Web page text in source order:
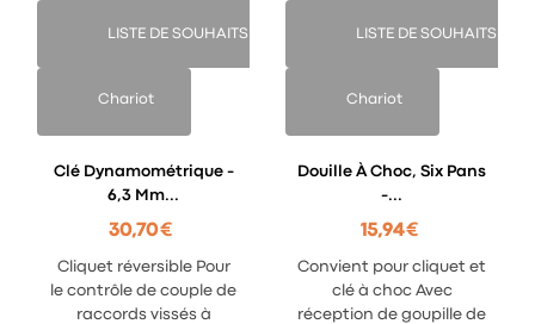
LISTE DE SOUHAITS
Chariot
Clé Dynamométrique -
6,3 Mm...
30,70 €
Cliquet réversible Pour
le contrôle de couple de
raccords vissés à
LISTE DE SOUHAITS
Chariot
Douille À Choc, Six Pans
-...
15,94 €
Convient pour cliquet et
clé à choc Avec
réception de goupille de